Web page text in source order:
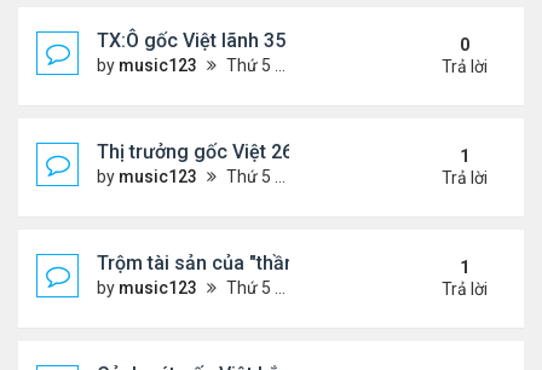
TX:Ô gốc Việt lãnh 35 năm tù vì xâm hại tình dục
by music123 Thứ 5 Tháng 11 13, 2025 2:41 pm
0
Trả lời
Thị trưởng gốc Việt 26t bị truy tố
by music123 Thứ 5 Tháng 11 13, 2025 2:34 pm
1
Trả lời
Trộm tài sản của "thần bài" gốc Việt,lĩnh 13 năm tù
by music123 Thứ 5 Tháng 11 13, 2025 2:25 pm
1
Trả lời